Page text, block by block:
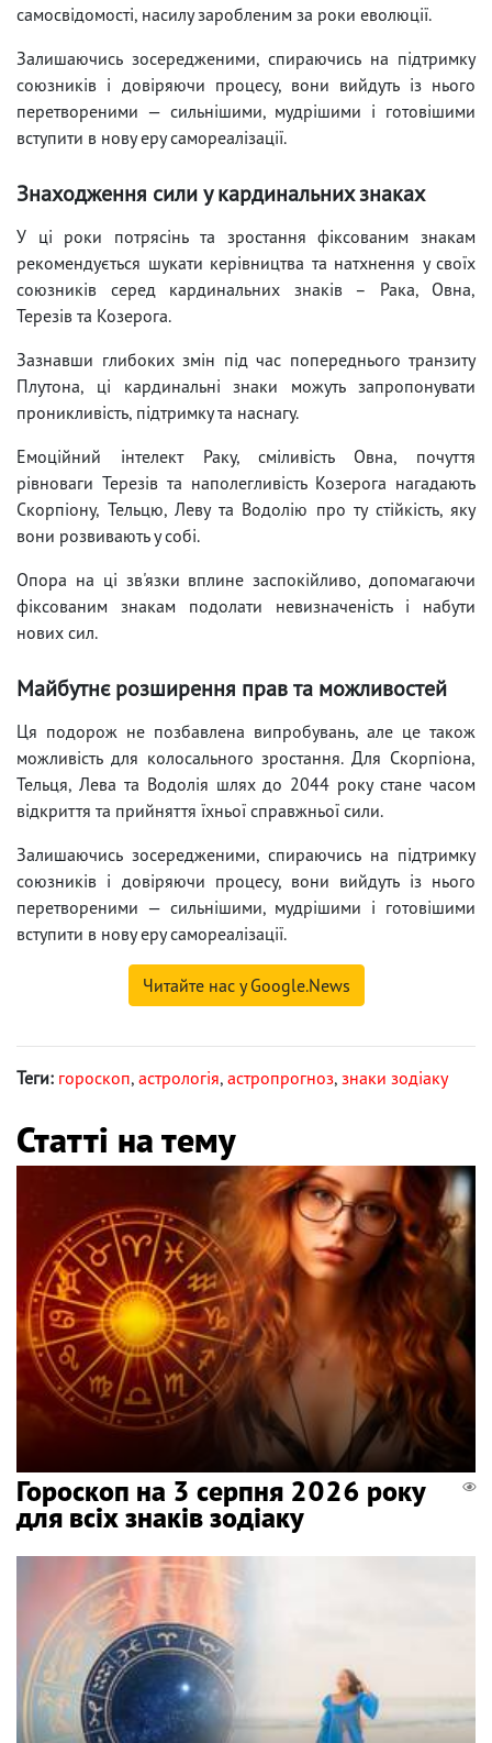
самосвідомості, насилу заробленим за роки еволюції.
Залишаючись зосередженими, спираючись на підтримку
союзників і довіряючи процесу, вони вийдуть із нього
перетвореними — сильнішими, мудрішими і готовішими
вступити в нову еру самореалізації.
Знаходження сили у кардинальних знаках
У ці роки потрясінь та зростання фіксованим знакам
рекомендується шукати керівництва та натхнення у своїх
союзників серед кардинальних знаків – Рака, Овна,
Терезів та Козерога.
Зазнавши глибоких змін під час попереднього транзиту
Плутона, ці кардинальні знаки можуть запропонувати
проникливість, підтримку та наснагу.
Емоційний інтелект Раку, сміливість Овна, почуття
рівноваги Терезів та наполегливість Козерога нагадають
Скорпіону, Тельцю, Леву та Водолію про ту стійкість, яку
вони розвивають у собі.
Опора на ці зв'язки вплине заспокійливо, допомагаючи
фіксованим знакам подолати невизначеність і набути
нових сил.
Майбутнє розширення прав та можливостей
Ця подорож не позбавлена ​​випробувань, але це також
можливість для колосального зростання. Для Скорпіона,
Тельця, Лева та Водолія шлях до 2044 року стане часом
відкриття та прийняття їхньої справжньої сили.
Залишаючись зосередженими, спираючись на підтримку
союзників і довіряючи процесу, вони вийдуть із нього
перетвореними — сильнішими, мудрішими і готовішими
вступити в нову еру самореалізації.
Читайте нас у Google.News
Теги: гороскоп, астрологія, астропрогноз, знаки зодіаку
Статті на тему
Гороскоп на 3 серпня 2026 року
для всіх знаків зодіаку